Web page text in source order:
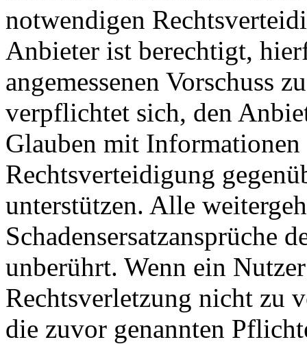
notwendigen
Anbieter ist berechtigt,
angemessenen Vorschuss
verpflichtet sich, den
Glauben mit
Rechtsverteidigung
unterstützen. Alle
Schadensersatzansprüche
unberührt. Wenn ein
Rechtsverletzung nicht zu
die zuvor genannten